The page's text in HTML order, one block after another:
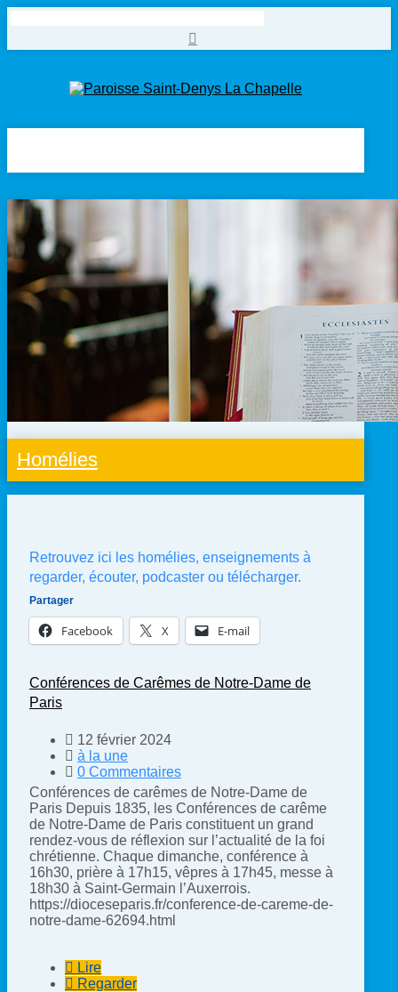
Homélies
Retrouvez ici les homélies, enseignements à
regarder, écouter, podcaster ou télécharger.
Partager
Facebook X E-mail
Conférences de Carêmes de Notre-Dame de
Paris
12 février 2024
à la une
0 Commentaires
Conférences de carêmes de Notre-Dame de
Paris Depuis 1835, les Conférences de carême
de Notre-Dame de Paris constituent un grand
rendez-vous de réflexion sur l’actualité de la foi
chrétienne. Chaque dimanche, conférence à
16h30, prière à 17h15, vêpres à 17h45, messe à
18h30 à Saint-Germain l’Auxerrois.
https://dioceseparis.fr/conference-de-careme-de-
notre-dame-62694.html
Lire
Regarder